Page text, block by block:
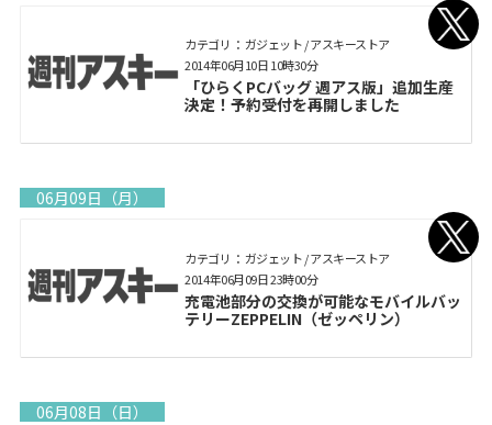
カテゴリ： ガジェット / アスキーストア
「ひらくPCバッグ 週アス版」追加生産
決定！予約受付を再開しました
2014年06月10日 10時30分
06月09日（月）
カテゴリ： ガジェット / アスキーストア
充電池部分の交換が可能なモバイルバッ
テリーZEPPELIN（ゼッペリン）
2014年06月09日 23時00分
06月08日（日）